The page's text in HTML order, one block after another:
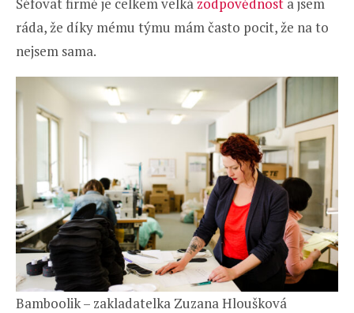
ráda, že díky mému týmu mám často pocit, že na to
nejsem sama.
Bamboolik – zakladatelka Zuzana Hloušková